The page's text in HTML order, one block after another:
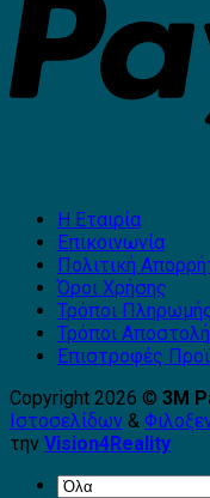
Η Εταιρία
Επικοινωνία
Πολιτική
Όροι Χρήσης
Τρόποι
Τρόποι
Επιστροφές
Copyright 2026 © 3Μ
Ιστοσελίδων &
την Vision4Reality